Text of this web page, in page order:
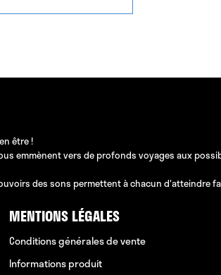
être !
emmènent vers de profonds voyages aux
des sons permettent à chacun d'atteindre
MENTIONS LÉGALES
Conditions générales de vente
Informations produit